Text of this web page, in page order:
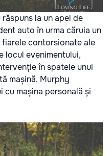
la un apel de
auto în urma căruia un
contorsionate ale
locul evenimentului,
în spatele unui
mașină. Murphy
cu mașina personală și